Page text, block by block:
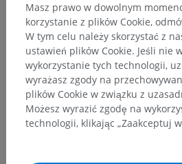
Zgłoś
POBIERZ APLIKACJĘ
Masz prawo w dowolnym
korzystanie z plików Cookie,
W tym celu należy skorzystać z
ustawień plików Cookie. Jeśli nie
wykorzystanie tych technologii,
wyrażasz zgody na
plików Cookie w związku z
Możesz wyrazić zgodę na
technologii, klikając „Zaakceptuj